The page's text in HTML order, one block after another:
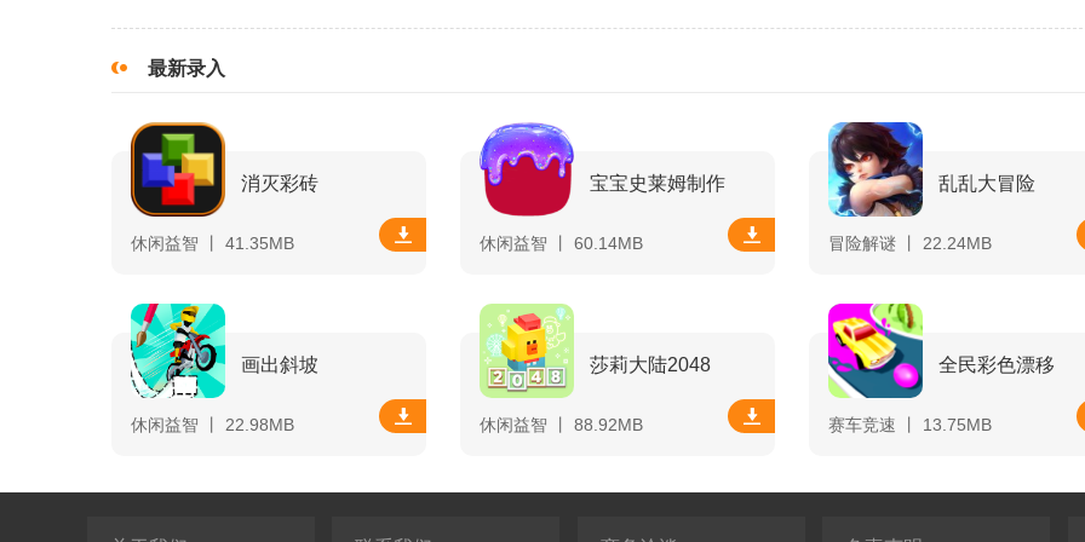
最新录入
消灭彩砖
休闲益智 丨 41.35MB
宝宝史莱姆制作
休闲益智 丨 60.14MB
乱乱大冒险
冒险解谜 丨 22.24MB
画出斜坡
休闲益智 丨 22.98MB
莎莉大陆2048
休闲益智 丨 88.92MB
全民彩色漂移
赛车竞速 丨 13.75MB